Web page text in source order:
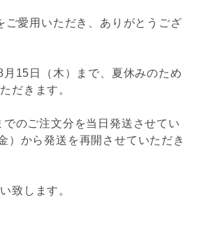
ご愛用いただき、ありがとうござ
15日（木）まで、夏休みのため
だきます。
のご注文分を当日発送させてい
）から発送を再開させていただき
致します。